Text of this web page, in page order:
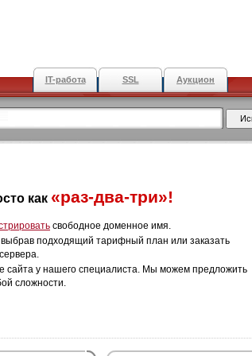
IT-работа SSL Аукцион
как «раз-два-три»!
свободное доменное имя.
выбрав подходящий тарифный план или заказать
сайта у нашего специалиста. Мы можем предложить
сложности.